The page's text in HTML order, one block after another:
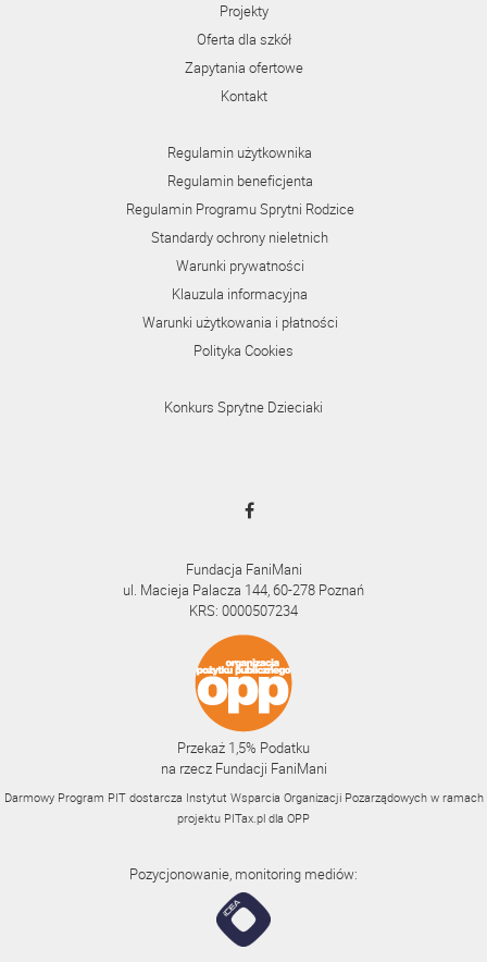
Projekty
Oferta dla szkół
Zapytania ofertowe
Kontakt
Regulamin użytkownika
Regulamin beneficjenta
Regulamin Programu Sprytni Rodzice
Standardy ochrony nieletnich
Warunki prywatności
Klauzula informacyjna
Warunki użytkowania i płatności
Polityka Cookies
Konkurs Sprytne Dzieciaki
Fundacja FaniMani
ul. Macieja Palacza 144, 60-278 Poznań
KRS: 0000507234
Przekaż 1,5% Podatku
na rzecz Fundacji FaniMani
Darmowy Program PIT dostarcza Instytut Wsparcia Organizacji Pozarządowych w ramach
projektu PITax.pl dla OPP
Pozycjonowanie, monitoring mediów: